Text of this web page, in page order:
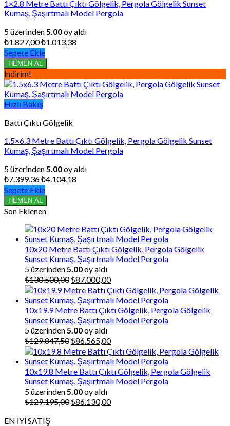
1×2.8 Metre Battı Çıktı Gölgelik, Pergola Gölgelik Sunset
Kumaş, Şaşırtmalı Model Pergola
5 üzerinden 5.00oy aldı
₺1.827,00Orijinal
fiyat:
₺1.827,00.
₺1.013,38
₺1.013,38.
Sepete Ekle
HEMEN AL
İndirim!
Hızlı Bakış
Battı Çıktı Gölgelik
1.5×6.3 Metre Battı Çıktı Gölgelik, Pergola Gölgelik Sunset
Kumaş, Şaşırtmalı Model Pergola
5 üzerinden 5.00oy aldı
₺7.399,36Orijinal
fiyat:
₺7.399,36.
₺4.104,18
Sepete Ekle
HEMEN AL
Son Eklenen
10x20 Metre Battı Çıktı Gölgelik, Pergola Gölgelik
Sunset Kumaş, Şaşırtmalı Model Pergola
5 üzerinden 5.00oy aldı
₺130.500,00Orijinal
fiyat:
₺130.500,00.
₺87.000,00Şu
andaki
fiyat:
₺87.000,00.
10x19.9 Metre Battı Çıktı Gölgelik, Pergola Gölgelik
Sunset Kumaş, Şaşırtmalı Model Pergola
5 üzerinden 5.00oy aldı
₺129.847,50Orijinal
fiyat:
₺129.847,50.
₺86.565,00Şu
andaki
fiyat:
₺86.565,00.
10x19.8 Metre Battı Çıktı Gölgelik, Pergola Gölgelik
Sunset Kumaş, Şaşırtmalı Model Pergola
5 üzerinden 5.00oy aldı
₺129.195,00Orijinal
₺86.130,00Şu
EN İYİ SATIŞ